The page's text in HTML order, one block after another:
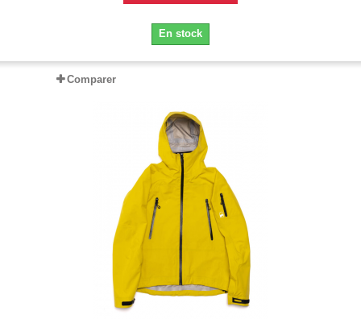
En stock
Comparer